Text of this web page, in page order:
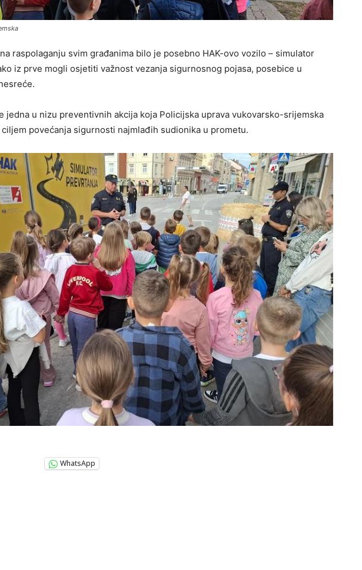
raspolaganju svim građanima bilo je posebno HAK-ovo vozilo – simulator
iz prve mogli osjetiti važnost vezanja sigurnosnog pojasa, posebice u
jedna u nizu preventivnih akcija koja Policijska uprava vukovarsko-srijemska
povećanja sigurnosti najmlađih sudionika u prometu.
WhatsApp